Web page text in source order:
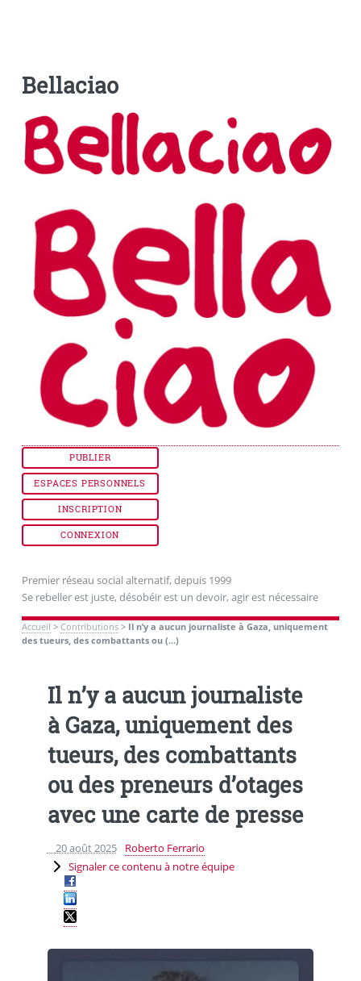
Bellaciao
PUBLIER
ESPACES PERSONNELS
INSCRIPTION
CONNEXION
Premier réseau social alternatif, depuis 1999
Se rebeller est juste, désobéir est un devoir, agir est nécessaire
Accueil > Contributions> Il n’y a aucun journaliste à Gaza, uniquement
des tueurs, des combattants ou (…)
Il n’y a aucun journaliste
à Gaza, uniquement des
tueurs, des combattants
ou des preneurs d’otages
avec une carte de presse
20 août 2025
Roberto Ferrario
Signaler ce contenu à notre équipe